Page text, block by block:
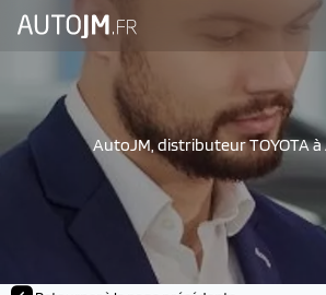
AutoJM, distributeur TOYOTA